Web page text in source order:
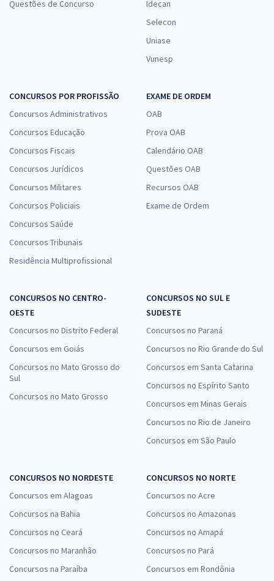
Questões de Concurso
Idecan
Selecon
Uniase
Vunesp
CONCURSOS POR PROFISSÃO
Concursos Administrativos
Concursos Educação
Concursos Fiscais
Concursos Jurídicos
Concursos Militares
Concursos Policiais
Concursos Saúde
Concursos Tribunais
Residência Multiprofissional
EXAME DE ORDEM
OAB
Prova OAB
Calendário OAB
Questões OAB
Recursos OAB
Exame de Ordem
CONCURSOS NO CENTRO-
OESTE
Concursos no Distrito Federal
Concursos em Goiás
Concursos no Mato Grosso do
Sul
Concursos no Mato Grosso
CONCURSOS NO SUL E
SUDESTE
Concursos no Paraná
Concursos no Rio Grande do Sul
Concursos em Santa Catarina
Concursos no Espírito Santo
Concursos em Minas Gerais
Concursos no Rio de Janeiro
Concursos em São Paulo
CONCURSOS NO NORDESTE
Concursos em Alagoas
Concursos na Bahia
Concursos no Ceará
Concursos no Maranhão
Concursos na Paraíba
CONCURSOS NO NORTE
Concursos no Acre
Concursos no Amazonas
Concursos no Amapá
Concursos no Pará
Concursos em Rondônia